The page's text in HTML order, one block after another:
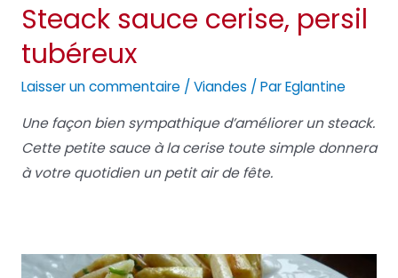
Steack sauce cerise, persil
tubéreux
Laisser un commentaire / Viandes / ParEglantine
Une façon bien sympathique d’améliorer un steack.
Cette petite sauce à la cerise toute simple donnera
à votre quotidien un petit air de fête.